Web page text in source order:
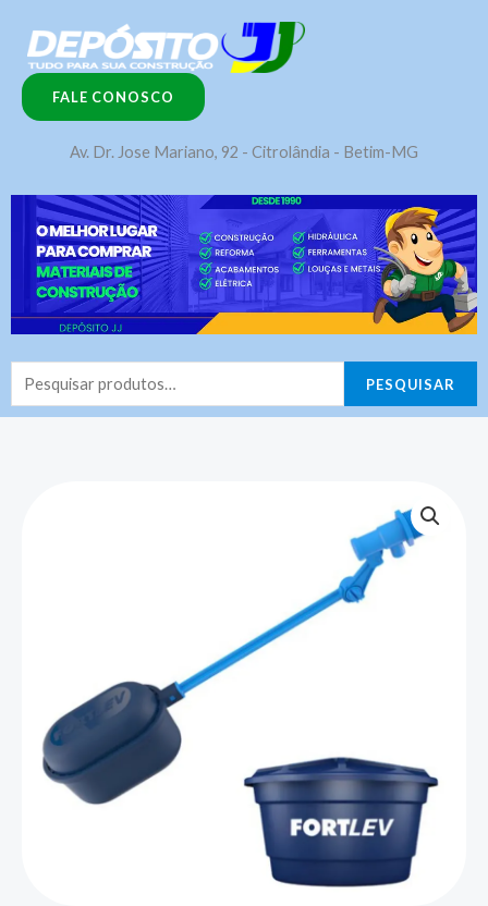
para
conteúdoFALE CONOSCO
Av. Dr. Jose Mariano, 92 - Citrolândia - Betim-MG
Pesquisar
por:
PESQUISAR